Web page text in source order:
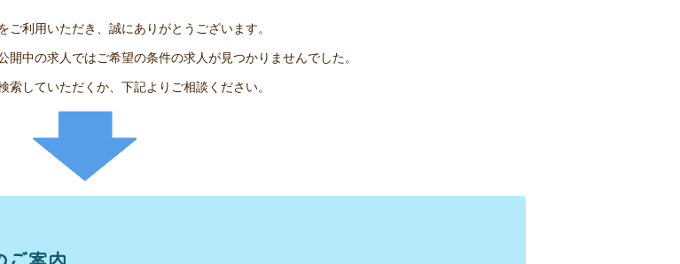
ご利用いただき、誠にありがとうございます。
開中の求人ではご希望の条件の求人が見つかりませんでした。
索していただくか、下記よりご相談ください。